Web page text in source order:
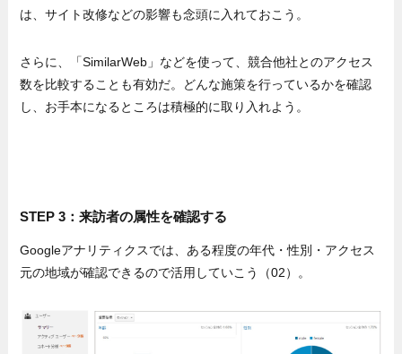
は、サイト改修などの影響も念頭に入れておこう。
さらに、「SimilarWeb」などを使って、競合他社とのアクセス
数を比較することも有効だ。どんな施策を行っているかを確認
し、お手本になるところは積極的に取り入れよう。
STEP 3：来訪者の属性を確認する
Googleアナリティクスでは、ある程度の年代・性別・アクセス
元の地域が確認できるので活用していこう（02）。